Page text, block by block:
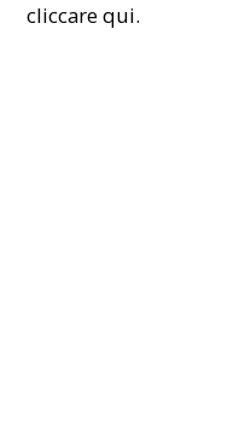
cliccarequi.